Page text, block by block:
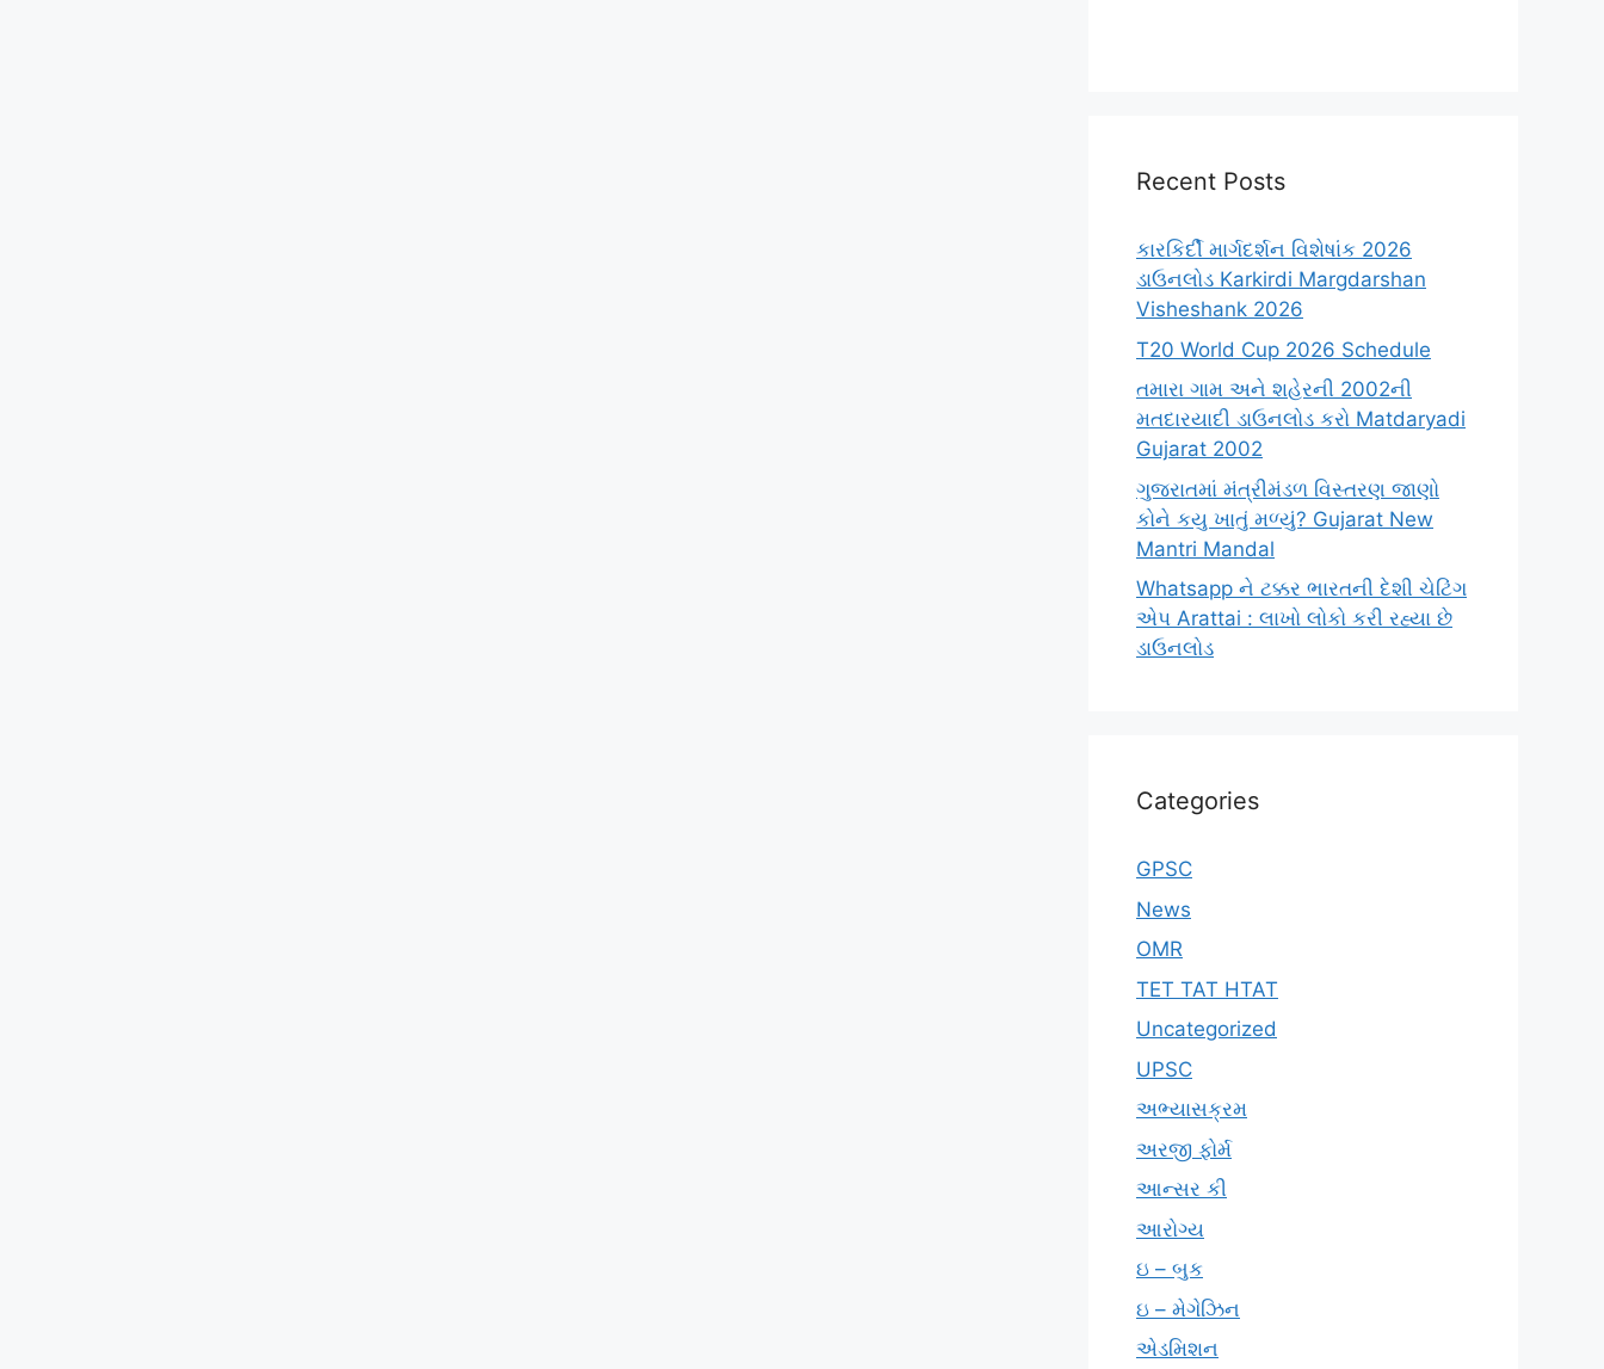
Recent Posts
કારકિર્દી માર્ગદર્શન વિશેષાંક 2026
ડાઉનલોડ Karkirdi Margdarshan
Visheshank 2026
T20 World Cup 2026 Schedule
તમારા ગામ અને શહેરની 2002ની
મતદારયાદી ડાઉનલોડ કરો Matdaryadi
Gujarat 2002
ગુજરાતમાં મંત્રીમંડળ વિસ્તરણ જાણો
કોને કયુ ખાતું મળ્યું? Gujarat New
Mantri Mandal
Whatsapp ને ટક્કર ભારતની દેશી ચેટિંગ
એપ Arattai : લાખો લોકો કરી રહ્યા છે
ડાઉનલોડ
Categories
GPSC
News
OMR
TET TAT HTAT
Uncategorized
UPSC
અભ્યાસક્રમ
અરજી ફોર્મ
આન્સર કી
આરોગ્ય
ઇ – બુક
ઇ – મેગેઝિન
એડમિશન